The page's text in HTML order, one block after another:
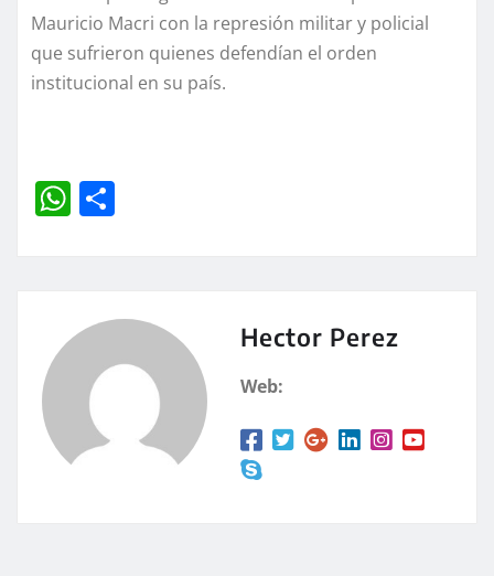
Mauricio Macri con la represión militar y policial
que sufrieron quienes defendían el orden
institucional en su país.
W
A
p
rt
Hector Perez
Web: